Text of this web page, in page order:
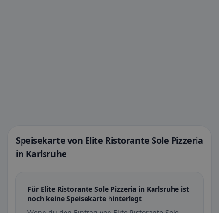
Speisekarte von Elite Ristorante Sole Pizzeria
in Karlsruhe
Für Elite Ristorante Sole Pizzeria in Karlsruhe ist
noch keine Speisekarte hinterlegt